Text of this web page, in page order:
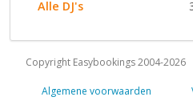
Alle DJ's
Copyright Easybookings 2004-2026
Algemene voorwaarden